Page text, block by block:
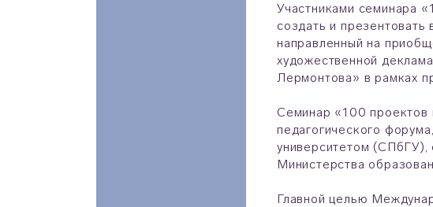
Участниками семинара
создать и презентовать
направленный на
художественной
Лермонтова» в рамках
Семинар «100 проектов
педагогического
университетом
Министерства
Главной целью